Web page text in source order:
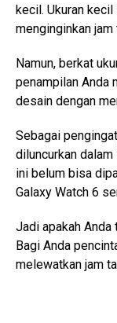
kecil. Ukuran
menginginkan jam
Namun, berkat
penampilan Anda
desain dengan
Sebagai
diluncurkan
ini belum bisa
Galaxy Watch 6
Jadi apakah Anda
Bagi Anda
melewatkan jam